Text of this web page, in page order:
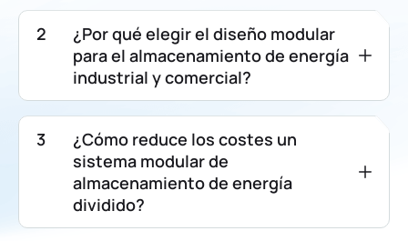
¿Por qué elegir el diseño modular
para el almacenamiento de energía
industrial y comercial?
¿Cómo reduce los costes un
sistema modular de
almacenamiento de energía
dividido?